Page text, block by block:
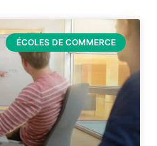
ÉCOLES DE COMMERCE